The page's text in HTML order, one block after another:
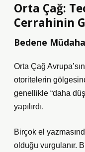
Orta Çağ:
Cerrahinin
Bedene
Orta Çağ
otoritelerin
genellikle “daha
yapılırdı.
Birçok el
olduğu vurgulanır.